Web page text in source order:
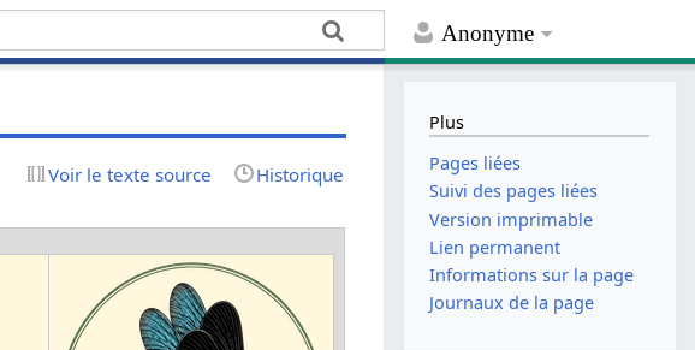
Anonyme
Voir le texte source Historique
Plus
Pages liées
Suivi des pages liées
Version imprimable
Lien permanent
Informations sur la page
Journaux de la page